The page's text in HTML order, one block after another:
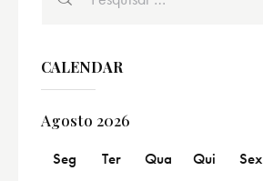
CALENDAR
Agosto 2026
Seg
Ter Qua Qui Sex